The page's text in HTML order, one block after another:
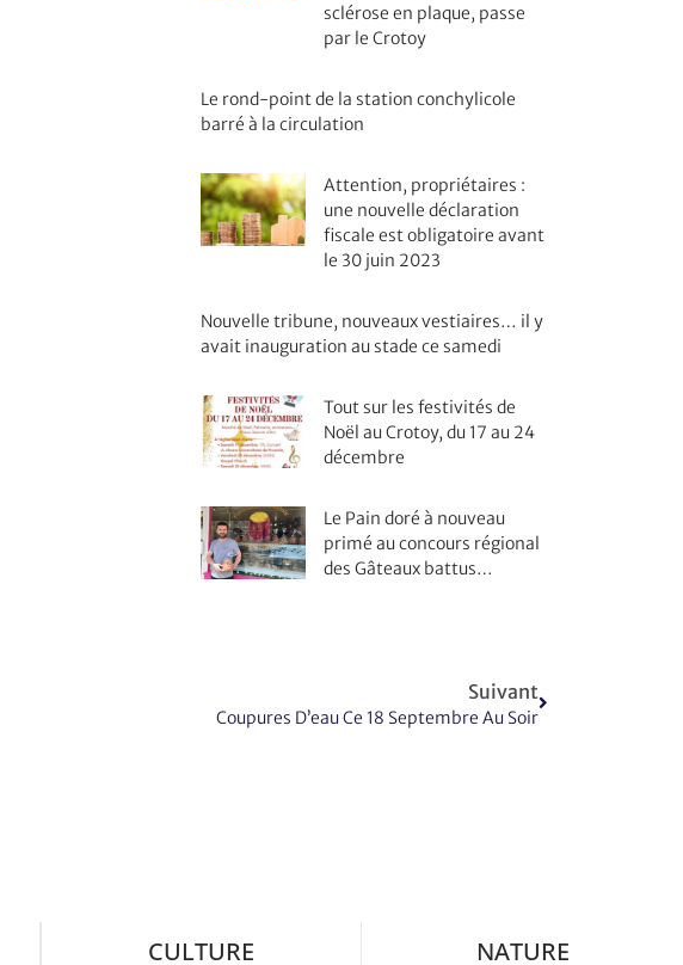
sclérose en plaque, passe
par le Crotoy
Le rond-point de la station conchylicole
barré à la circulation
Attention, propriétaires :
une nouvelle déclaration
fiscale est obligatoire avant
le 30 juin 2023
Nouvelle tribune, nouveaux vestiaires… il y
avait inauguration au stade ce samedi
Tout sur les festivités de
Noël au Crotoy, du 17 au 24
décembre
Le Pain doré à nouveau
primé au concours régional
des Gâteaux battus…
Suivant
Coupures D’eau Ce 18 Septembre Au Soir
CULTURE NATURE